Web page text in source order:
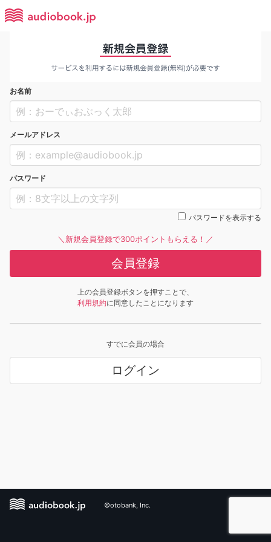
お名前
メールアドレス
パスワード
パスワードを表示する
＼新規会員登録で300ポイントもらえる！／
会員登録
上の会員登録ボタンを押すことで、
利用規約に同意したことになります
すでに会員の場合
ログイン
©otobank, Inc.